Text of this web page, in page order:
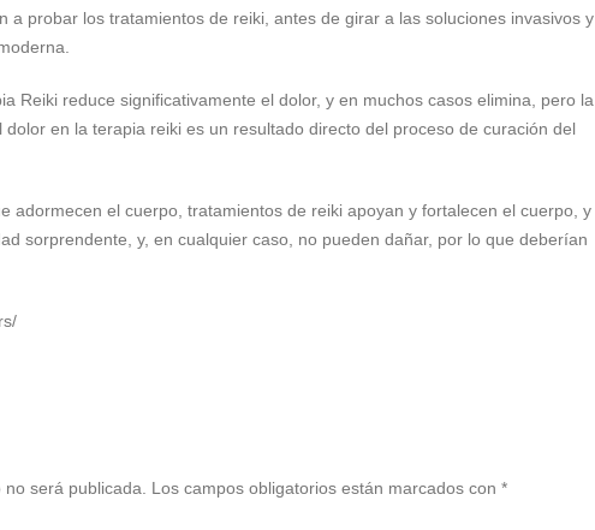
a probar los tratamientos de reiki, antes de girar a las soluciones invasivos y
Reiki reduce significativamente el dolor, y en muchos casos elimina, pero la
en la terapia reiki es un resultado directo del proceso de curación del
adormecen el cuerpo, tratamientos de reiki apoyan y fortalecen el cuerpo, y
sorprendente, y, en cualquier caso, no pueden dañar, por lo que deberían
será publicada. Los campos obligatorios están marcados con *